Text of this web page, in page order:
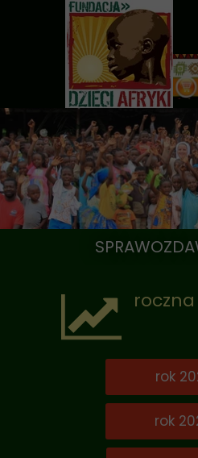
roczna
rok
rok